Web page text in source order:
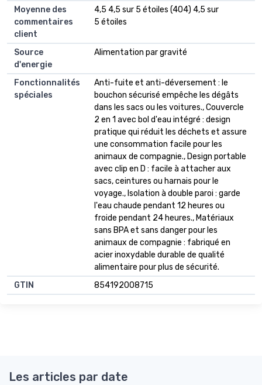
Moyenne des
commentaires
client
4,5 4,5 sur 5 étoiles (404) 4,5 sur
5 étoiles
Source
d'energie
Alimentation par gravité
Fonctionnalités
spéciales
Anti-fuite et anti-déversement : le
bouchon sécurisé empêche les dégâts
dans les sacs ou les voitures., Couvercle
2 en 1 avec bol d'eau intégré : design
pratique qui réduit les déchets et assure
une consommation facile pour les
animaux de compagnie., Design portable
avec clip en D : facile à attacher aux
sacs, ceintures ou harnais pour le
voyage., Isolation à double paroi : garde
l'eau chaude pendant 12 heures ou
froide pendant 24 heures., Matériaux
sans BPA et sans danger pour les
animaux de compagnie : fabriqué en
acier inoxydable durable de qualité
alimentaire pour plus de sécurité.
GTIN
854192008715
Les articles par date